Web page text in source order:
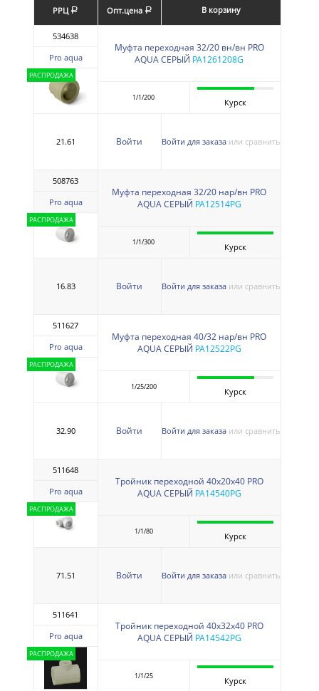
РРЦ a Опт.цена a В корзину
РАСПРОДАЖА
534638
Pro aqua
Муфта переходная 32/20 вн/вн PRO
AQUA СЕРЫЙ PA1261208G
1/1/200 Курск
21.61 Войти Войти для заказа или сравнить
РАСПРОДАЖА
508763
Pro aqua
Муфта переходная 32/20 нар/вн PRO
AQUA СЕРЫЙ PA12514PG
1/1/300 Курск
16.83 Войти Войти для заказа или сравнить
РАСПРОДАЖА
511627
Pro aqua
Муфта переходная 40/32 нар/вн PRO
AQUA СЕРЫЙ PA12522PG
1/25/200 Курск
32.90 Войти Войти для заказа или сравнить
РАСПРОДАЖА
511648
Pro aqua
Тройник переходной 40х20х40 PRO
AQUA СЕРЫЙ PA14540PG
1/1/80 Курск
71.51 Войти Войти для заказа или сравнить
РАСПРОДАЖА
511641
Pro aqua
Тройник переходной 40х32х40 PRO
AQUA СЕРЫЙ PA14542PG
1/1/25 Курск